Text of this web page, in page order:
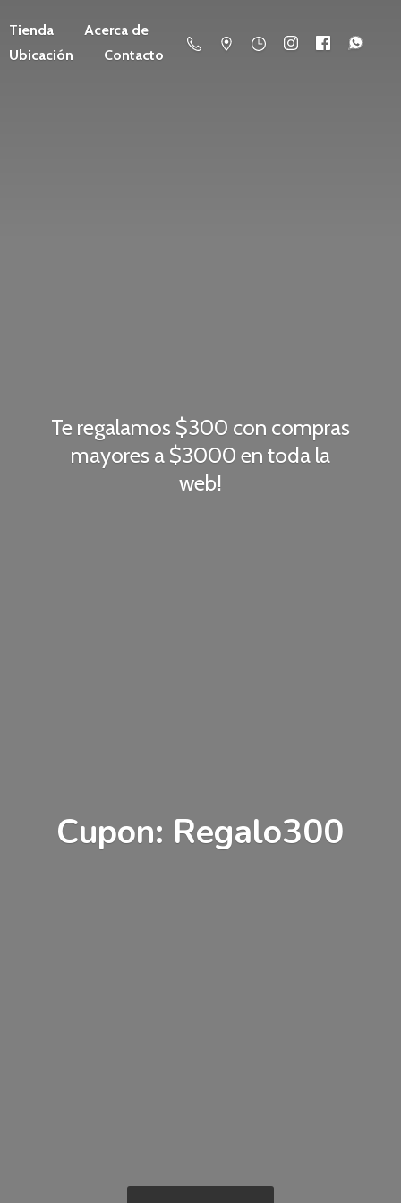
Tienda
Acerca de
Ubicación
Contacto
Cupon: Regalo300
Te regalamos $300 con compras
mayores a $3000 en toda la
web!